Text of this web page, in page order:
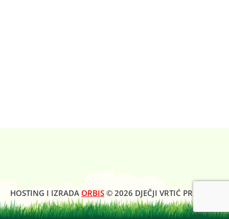
HOSTING I IZRADA ORBIS © 2026 DJEČJI VRTIĆ PROLJEĆE